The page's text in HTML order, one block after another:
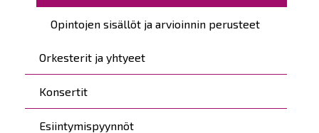
Opintojen sisällöt ja arvioinnin perusteet
Orkesterit ja yhtyeet
Konsertit
Esiintymispyynnöt